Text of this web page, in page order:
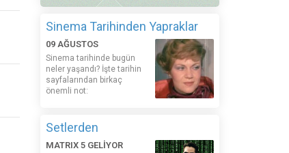
Sinema Tarihinden Yapraklar
09 AĞUSTOS
Sinema tarihinde bugün
neler yaşandı? İşte tarihin
sayfalarından birkaç
önemli not:
Setlerden
MATRIX 5 GELİYOR